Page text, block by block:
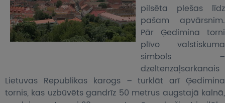
pilsēta plešas līdz
pašam apvārsnim.
Pār Ģedimina torni
plīvo valstiskuma
simbols –
dzeltenzaļsarkanais
Lietuvas Republikas karogs – turklāt arī Ģedimina
tornis, kas uzbūvēts gandrīz 50 metrus augstajā kalnā,